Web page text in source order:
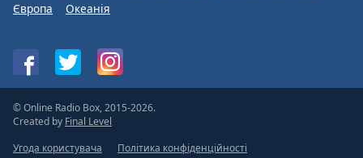
Європа
Океанія
© Online Radio Box, 2015-2026.
Created by Final Level
Угода користувача
Політика конфіденційності